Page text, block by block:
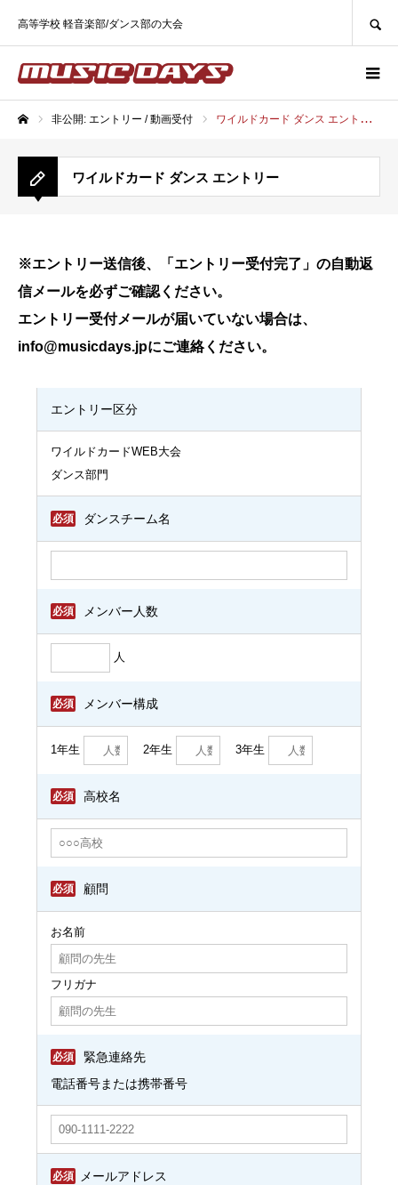
高等学校 軽音楽部/ダンス部の大会
非公開: エントリー / 動画受付 ワイルドカード ダンス エントリー
ワイルドカード ダンス エントリー
※エントリー送信後、「エントリー受付完了」の自動返
信メールを必ずご確認ください。
エントリー受付メールが届いていない場合は、
info@musicdays.jpにご連絡ください。
エントリー区分
ワイルドカードWEB大会
ダンス部門
必須 ダンスチーム名
必須 メンバー人数
人
必須 メンバー構成
1年生 2年生 3年生
必須 高校名
必須 顧問
お名前
フリガナ
必須
緊急連絡先
電話番号または携帯番号
必須 メールアドレス